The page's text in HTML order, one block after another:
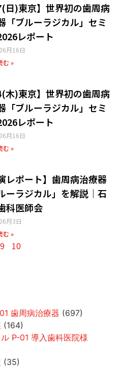
日)東京】世界初の歯周病
「ブルーラジカル」セミ
レポート
月16日
む »
木)東京】世界初の歯周病
「ブルーラジカル」セミ
レポート
月16日
む »
レポート】歯周病治療器
ーラジカル」を解説｜石
科医師会
月3日
む »
9 10
歯周病治療器 (697)
(164)
P-01 導入歯科医院様
(35)